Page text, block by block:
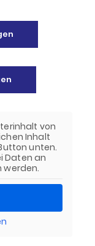
von
Inhalt
unten.
Daten an
werden.